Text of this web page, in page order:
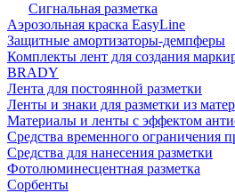
Сигнальная разметка
Аэрозольная краска EasyLine
Защитные амортизаторы-демпферы
Комплекты лент для создания
BRADY
Лента для постоянной разметки
Ленты и знаки для разметки из
Материалы и ленты с эффектом
Средства временного ограничения
Средства для нанесения разметки
Фотолюминесцентная разметка
Сорбенты